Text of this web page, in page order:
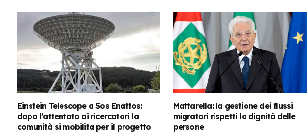
Einstein Telescope a Sos Enattos:
dopo l’attentato ai ricercatori la
comunità si mobilita per il progetto
Mattarella: la gestione dei flussi
migratori rispetti la dignità delle
persone